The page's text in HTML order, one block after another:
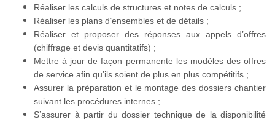
Réaliser les calculs de structures et notes de calculs ;
Réaliser les plans d’ensembles et de détails ;
Réaliser et proposer des réponses aux appels d’offres
(chiffrage et devis quantitatifs) ;
Mettre à jour de façon permanente les modèles des offres
de service afin qu’ils soient de plus en plus compétitifs ;
Assurer la préparation et le montage des dossiers chantier
suivant les procédures internes ;
S’assurer à partir du dossier technique de la disponibilité